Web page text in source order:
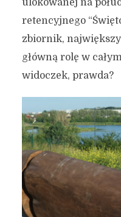
retencyjnego
zbiornik,
główną rolę w
widoczek, prawda?